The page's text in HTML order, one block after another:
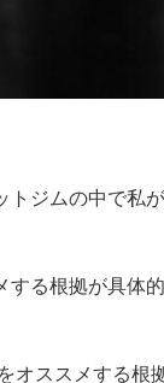
トジムの中で私
する根拠が具体的
オススメする根